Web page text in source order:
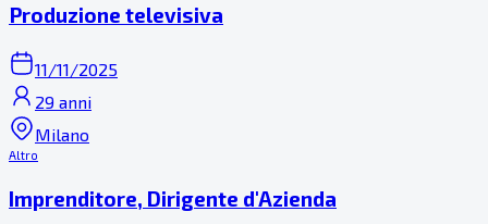
Produzione televisiva
11/11/2025
29 anni
Milano
Altro
Imprenditore, Dirigente d'Azienda